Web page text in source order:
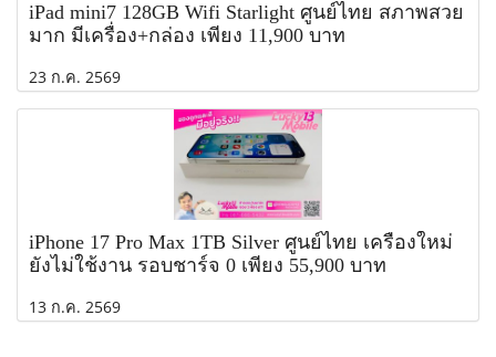
iPad mini7 128GB Wifi Starlight ศูนย์ไทย สภาพสวย
มาก มีเครื่อง+กล่อง เพียง 11,900 บาท
23 ก.ค. 2569
iPhone 17 Pro Max 1TB Silver ศูนย์ไทย เครื่องใหม่
ยังไม่ใช้งาน รอบชาร์จ 0 เพียง 55,900 บาท
13 ก.ค. 2569